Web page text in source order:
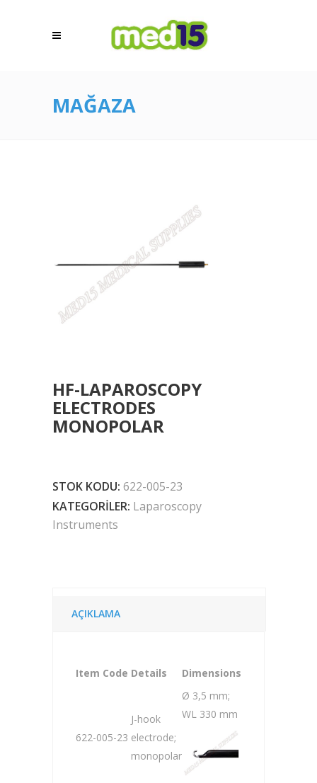
MAĞAZA
HF-LAPAROSCOPY
ELECTRODES
MONOPOLAR
STOK KODU: 622-005-23
KATEGORILER: Laparoscopy
Instruments
AÇIKLAMA
Item Code Details Dimensions
622-005-23
J-hook
electrode;
monopolar
Ø 3,5 mm;
WL 330 mm